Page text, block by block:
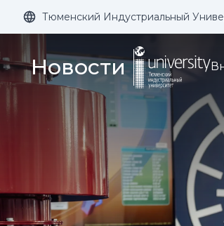
Размер шрифта:
Тюменский Индустриальный
Новости